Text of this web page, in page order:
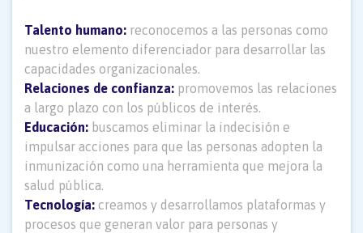
Talento humano: reconocemos a las personas como
nuestro elemento diferenciador para desarrollar las
capacidades organizacionales.
Relaciones de confianza: promovemos las relaciones
a largo plazo con los públicos de interés.
Educación: buscamos eliminar la indecisión e
impulsar acciones para que las personas adopten la
inmunización como una herramienta que mejora la
salud pública.
Tecnología: creamos y desarrollamos plataformas y
procesos que generan valor para personas y